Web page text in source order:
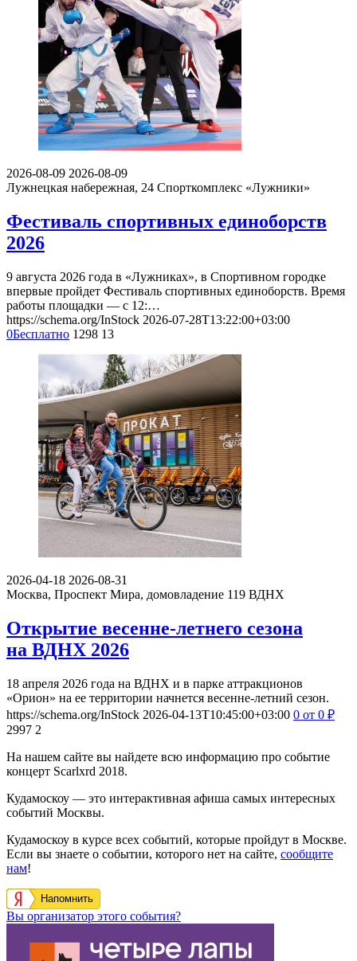
2026-08-09 2026-08-09
Лужнецкая набережная, 24 Спорткомплекс «Лужники»
Фестиваль спортивных единоборств
2026
9 августа 2026 года в «Лужниках», в Спортивном городке
впервые пройдет Фестиваль спортивных единоборств. Время
работы площадки — с 12:…
https://schema.org/InStock 2026-07-28T13:22:00+03:00
0Бесплатно 1298 13
2026-04-18 2026-08-31
Москва, Проспект Мира, домовладение 119 ВДНХ
Открытие весенне-летнего сезона
на ВДНХ 2026
18 апреля 2026 года на ВДНХ и в парке аттракционов
«Орион» на ее территории начнется весенне-летний сезон.
https://schema.org/InStock 2026-04-13T10:45:00+03:00 0 от 0 ₽
2997 2
На нашем сайте вы найдете всю информацию про событие
концерт Scarlxrd 2018.
Кудамоскоу — это интерактивная афиша самых интересных
событий Москвы.
Кудамоскоу в курсе всех событий, которые пройдут в Москве.
Если вы знаете о событии, которого нет на сайте, сообщите
нам!
Напомнить
Вы организатор этого события?